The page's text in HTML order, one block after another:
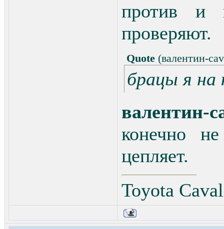
против и
проверяют.
Quote (валентин-
брацы я на
валентин-
конечно
цепляет.
Toyota